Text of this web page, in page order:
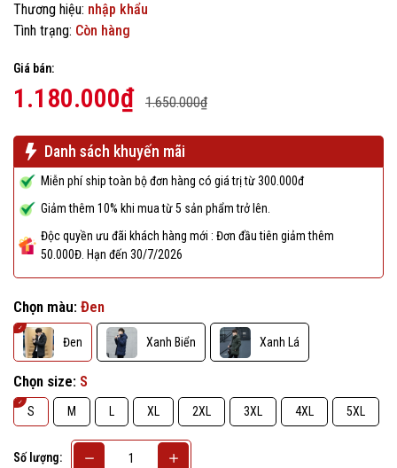
Thương hiệu: nhập khẩu
Tình trạng: Còn hàng
Giá bán:
1.180.000₫ 1.650.000₫
Danh sách khuyến mãi
Miễn phí ship toàn bộ đơn hàng có giá trị từ 300.000đ
Giảm thêm 10% khi mua từ 5 sản phẩm trở lên.
Độc quyền ưu đãi khách hàng mới : Đơn đầu tiên giảm thêm
50.000Đ. Hạn đến 30/7/2026
Chọn màu: Đen
Đen Xanh Biển Xanh Lá
Chọn size: S
S M L XL 2XL 3XL 4XL 5XL
Số lượng: